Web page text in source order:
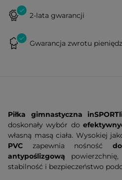
2-lata gwarancji
Gwarancja zwrotu
Piłka gimnastyczna
doskonały wybór do
własną masą ciała. Wysokiej
PVC zapewnia nośność
antypoślizgową
stabilność i bezpieczeństwo